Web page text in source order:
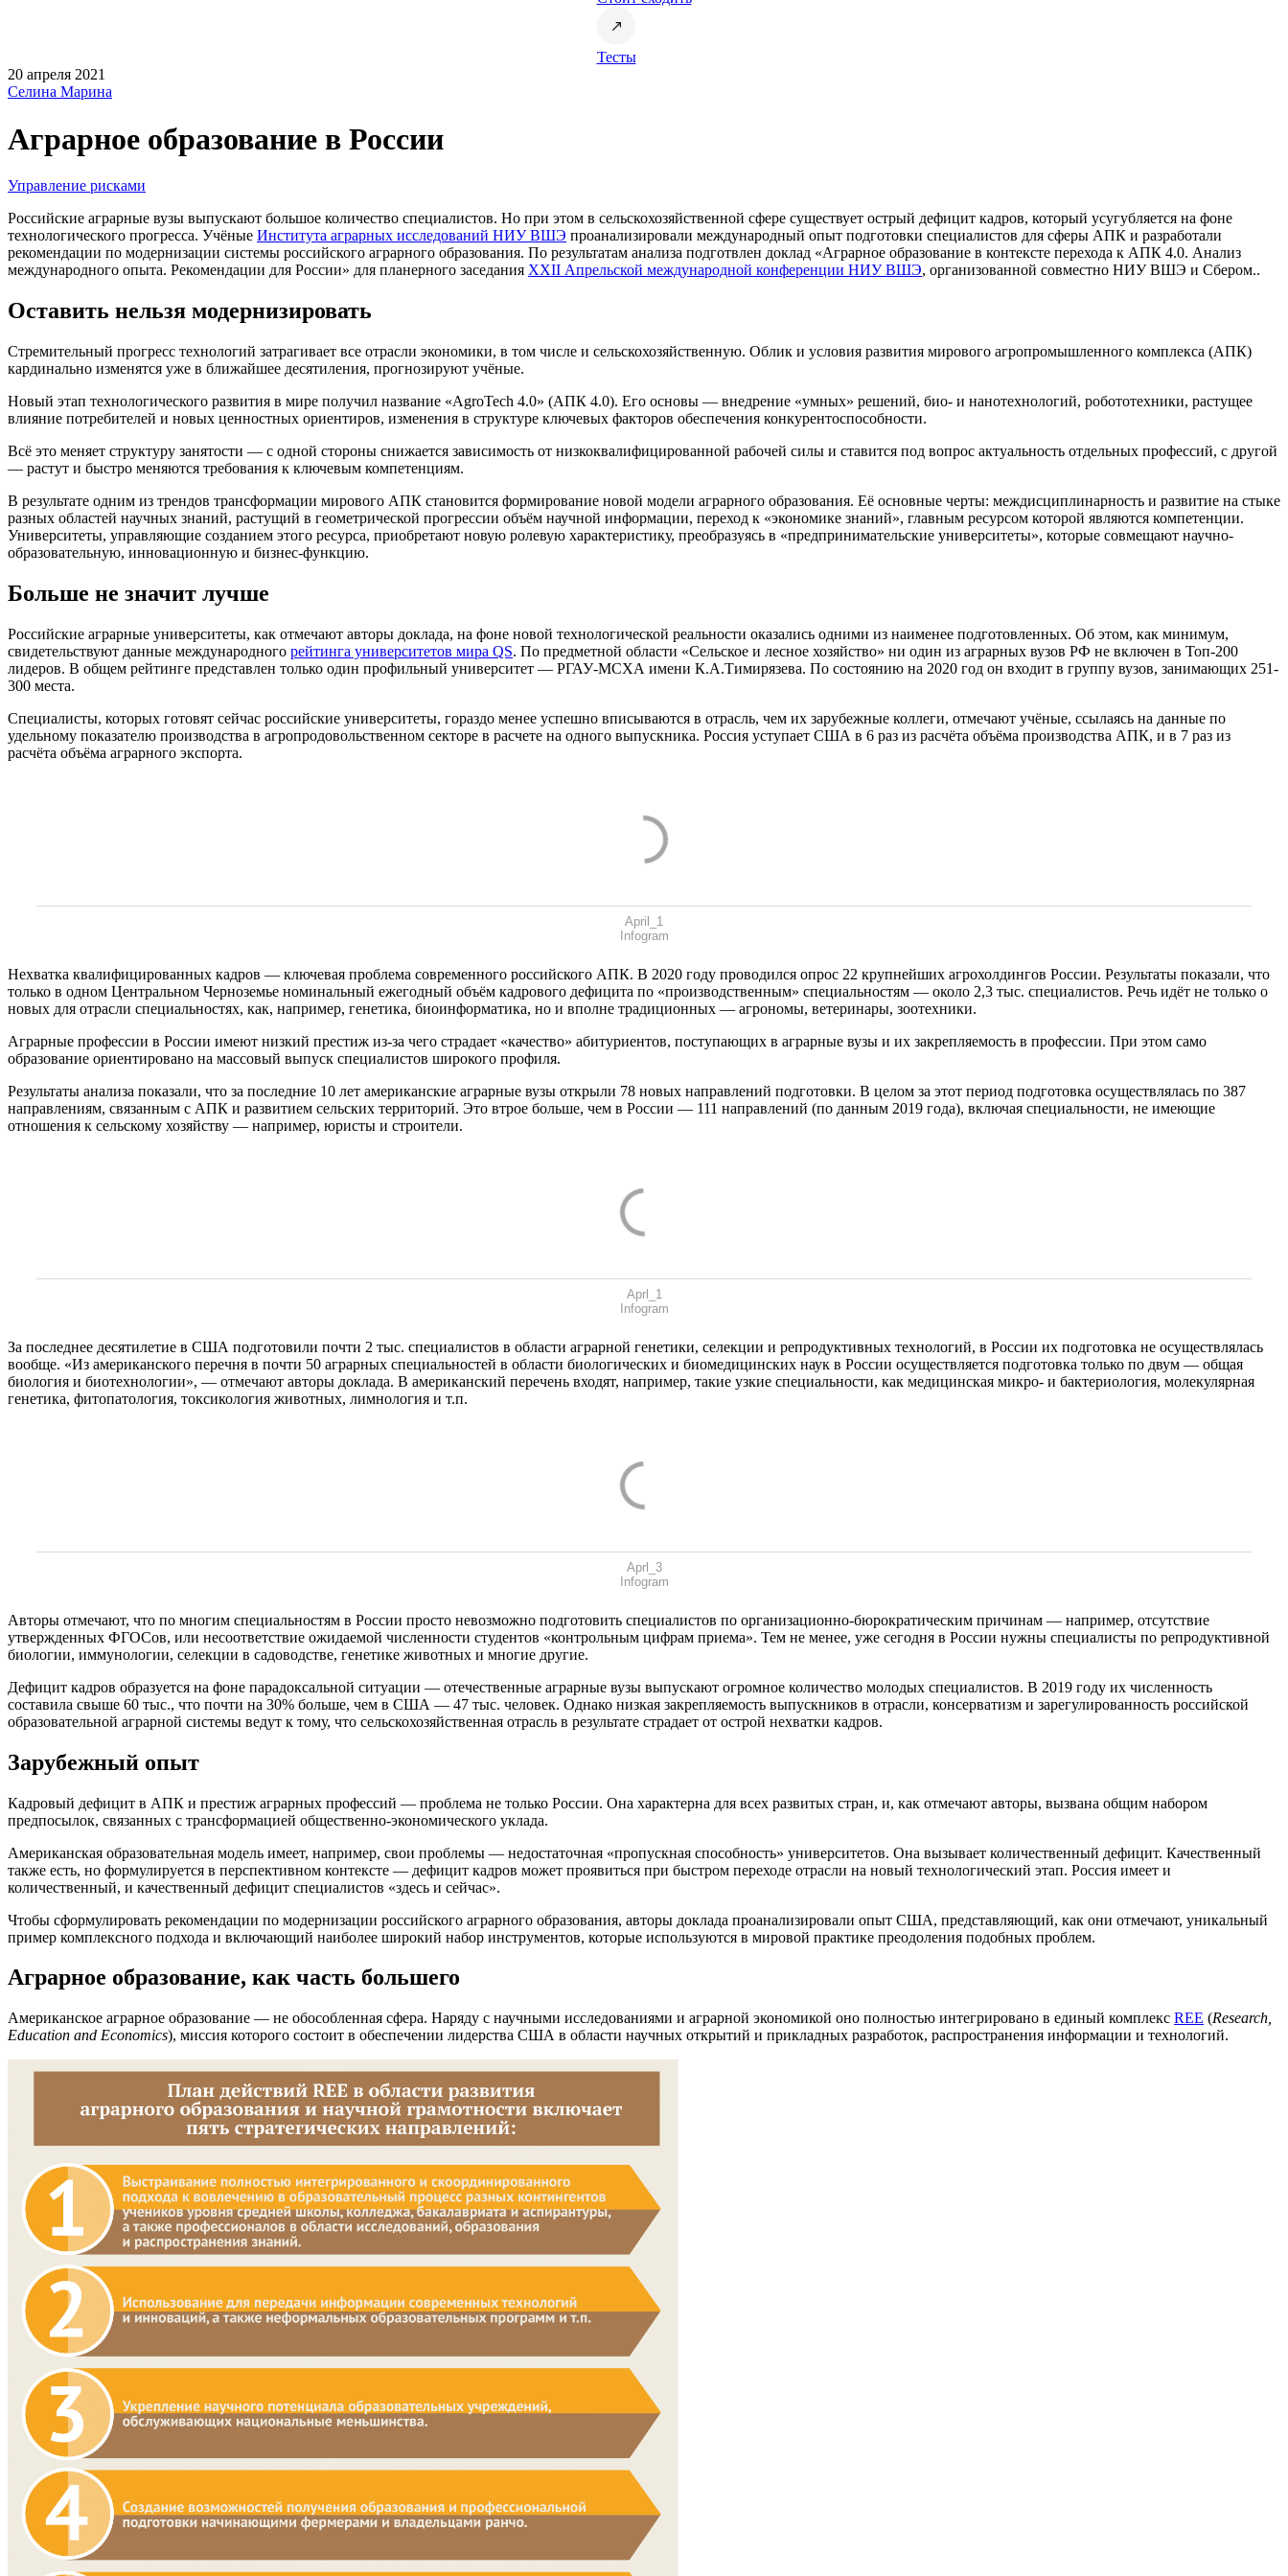
Тесты
20 апреля 2021
Селина Марина
Аграрное образование в России
Управление рисками
Российские аграрные вузы выпускают большое количество специалистов. Но при этом в сельскохозяйственной сфере существует острый дефицит кадров, который усугубляется на фоне
технологического прогресса. Учёные Института аграрных исследований НИУ ВШЭ проанализировали международный опыт подготовки специалистов для сферы АПК и разработали
рекомендации по модернизации системы российского аграрного образования. По результатам анализа подготвлен доклад «Аграрное образование в контексте перехода к АПК 4.0. Анализ
международного опыта. Рекомендации для России» для планерного заседания XXII Апрельской международной конференции НИУ ВШЭ, организованной совместно НИУ ВШЭ и Сбером..
Оставить нельзя модернизировать
Стремительный прогресс технологий затрагивает все отрасли экономики, в том числе и сельскохозяйственную. Облик и условия развития мирового агропромышленного комплекса (АПК)
кардинально изменятся уже в ближайшее десятиления, прогнозируют учёные.
Новый этап технологического развития в мире получил название «АgroTech 4.0» (АПК 4.0). Его основы — внедрение «умных» решений, био- и нанотехнологий, робототехники, растущее
влияние потребителей и новых ценностных ориентиров, изменения в структуре ключевых факторов обеспечения конкурентоспособности.
Всё это меняет структуру занятости — с одной стороны снижается зависимость от низкоквалифицированной рабочей силы и ставится под вопрос актуальность отдельных профессий, с другой
— растут и быстро меняются требования к ключевым компетенциям.
В результате одним из трендов трансформации мирового АПК становится формирование новой модели аграрного образования. Её основные черты: междисциплинарность и развитие на стыке
разных областей научных знаний, растущий в геометрической прогрессии объём научной информации, переход к «экономике знаний», главным ресурсом которой являются компетенции.
Университеты, управляющие созданием этого ресурса, приобретают новую ролевую характеристику, преобразуясь в «предпринимательские университеты», которые совмещают научно-
образовательную, инновационную и бизнес-функцию.
Больше не значит лучше
Российские аграрные университеты, как отмечают авторы доклада, на фоне новой технологической реальности оказались одними из наименее подготовленных. Об этом, как минимум,
свидетельствуют данные международного рейтинга университетов мира QS. По предметной области «Сельское и лесное хозяйство» ни один из аграрных вузов РФ не включен в Топ-200
лидеров. В общем рейтинге представлен только один профильный университет — РГАУ-МСХА имени К.А.Тимирязева. По состоянию на 2020 год он входит в группу вузов, занимающих 251-
300 места.
Специалисты, которых готовят сейчас российские университеты, гораздо менее успешно вписываются в отрасль, чем их зарубежные коллеги, отмечают учёные, ссылаясь на данные по
удельному показателю производства в агропродовольственном секторе в расчете на одного выпускника. Россия уступает США в 6 раз из расчёта объёма производства АПК, и в 7 раз из
расчёта объёма аграрного экспорта.
April_1
Infogram
Нехватка квалифицированных кадров — ключевая проблема современного российского АПК. В 2020 году проводился опрос 22 крупнейших агрохолдингов России. Результаты показали, что
только в одном Центральном Черноземье номинальный ежегодный объём кадрового дефицита по «производственным» специальностям — около 2,3 тыс. специалистов. Речь идёт не только о
новых для отрасли специальностях, как, например, генетика, биоинформатика, но и вполне традиционных — агрономы, ветеринары, зоотехники.
Аграрные профессии в России имеют низкий престиж из-за чего страдает «качество» абитуриентов, поступающих в аграрные вузы и их закрепляемость в профессии. При этом само
образование ориентировано на массовый выпуск специалистов широкого профиля.
Результаты анализа показали, что за последние 10 лет американские аграрные вузы открыли 78 новых направлений подготовки. В целом за этот период подготовка осуществлялась по 387
направлениям, связанным с АПК и развитием сельских территорий. Это втрое больше, чем в России — 111 направлений (по данным 2019 года), включая специальности, не имеющие
отношения к сельскому хозяйству — например, юристы и строители.
Aprl_1
Infogram
За последнее десятилетие в США подготовили почти 2 тыс. специалистов в области аграрной генетики, селекции и репродуктивных технологий, в России их подготовка не осуществлялась
вообще. «Из американского перечня в почти 50 аграрных специальностей в области биологических и биомедицинских наук в России осуществляется подготовка только по двум — общая
биология и биотехнологии», — отмечают авторы доклада. В американский перечень входят, например, такие узкие специальности, как медицинская микро- и бактериология, молекулярная
генетика, фитопатология, токсикология животных, лимнология и т.п.
Aprl_3
Infogram
Авторы отмечают, что по многим специальностям в России просто невозможно подготовить специалистов по организационно-бюрократическим причинам — например, отсутствие
утвержденных ФГОСов, или несоответствие ожидаемой численности студентов «контрольным цифрам приема». Тем не менее, уже сегодня в России нужны специалисты по репродуктивной
биологии, иммунологии, селекции в садоводстве, генетике животных и многие другие.
Дефицит кадров образуется на фоне парадоксальной ситуации — отечественные аграрные вузы выпускают огромное количество молодых специалистов. В 2019 году их численность
составила свыше 60 тыс., что почти на 30% больше, чем в США — 47 тыс. человек. Однако низкая закрепляемость выпускников в отрасли, консерватизм и зарегулированность российской
образовательной аграрной системы ведут к тому, что сельскохозяйственная отрасль в результате страдает от острой нехватки кадров.
Зарубежный опыт
Кадровый дефицит в АПК и престиж аграрных профессий — проблема не только России. Она характерна для всех развитых стран, и, как отмечают авторы, вызвана общим набором
предпосылок, связанных с трансформацией общественно-экономического уклада.
Американская образовательная модель имеет, например, свои проблемы — недостаточная «пропускная способность» университетов. Она вызывает количественный дефицит. Качественный
также есть, но формулируется в перспективном контексте — дефицит кадров может проявиться при быстром переходе отрасли на новый технологический этап. Россия имеет и
количественный, и качественный дефицит специалистов «здесь и сейчас».
Чтобы сформулировать рекомендации по модернизации российского аграрного образования, авторы доклада проанализировали опыт США, представляющий, как они отмечают, уникальный
пример комплексного подхода и включающий наиболее широкий набор инструментов, которые используются в мировой практике преодоления подобных проблем.
Аграрное образование, как часть большего
Американское аграрное образование — не обособленная сфера. Наряду с научными исследованиями и аграрной экономикой оно полностью интегрировано в единый комплекс REE (Research,
Education and Economics), миссия которого состоит в обеспечении лидерства США в области научных открытий и прикладных разработок, распространения информации и технологий.